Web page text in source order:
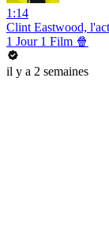
1:14
Clint Eastwood,
1 Jour 1 Film 🍿
il y a 2 semaines